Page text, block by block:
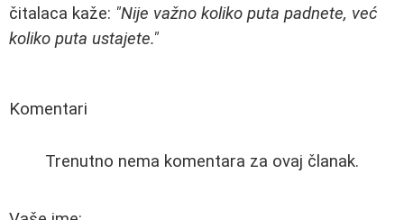
čitalaca kaže: "Nije važno koliko puta padnete, već
koliko puta ustajete."
Komentari
Trenutno nema komentara za ovaj članak.